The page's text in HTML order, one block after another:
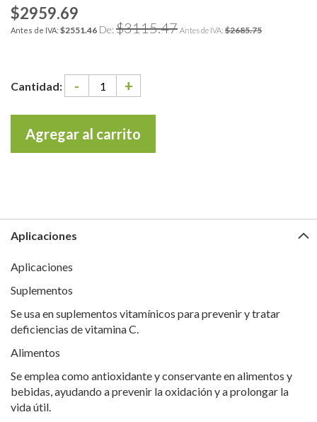
Paga
sólo:
$2959.69
$2551.46 De:$3115.47 $2685.75
Cantidad: - +
Agregar al carrito
Aplicaciones
Aplicaciones
Suplementos
Se usa en suplementos vitamínicos para prevenir y tratar
deficiencias de vitamina C.
Alimentos
Se emplea como antioxidante y conservante en alimentos y
bebidas, ayudando a prevenir la oxidación y a prolongar la
vida útil.